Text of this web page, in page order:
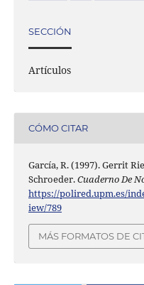
SECCIÓN
Artículos
CÓMO CITAR
García, R. (1997). Gerrit
Schroeder.Cuaderno De
https://polired.upm.es/
iew/789
MÁS FORMATOS DE